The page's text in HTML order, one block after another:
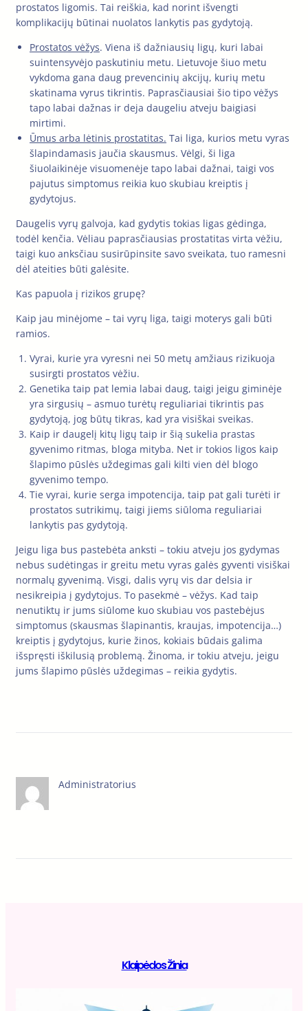
prostatos ligomis. Tai reiškia, kad norint išvengti
komplikacijų būtinai nuolatos lankytis pas gydytoją.
Prostatos vėžys. Viena iš dažniausių ligų, kuri labai
suintensyvėjo paskutiniu metu. Lietuvoje šiuo metu
vykdoma gana daug prevencinių akcijų, kurių metu
skatinama vyrus tikrintis. Paprasčiausiai šio tipo vėžys
tapo labai dažnas ir deja daugeliu atveju baigiasi
mirtimi.
Ūmus arba lėtinis prostatitas. Tai liga, kurios metu vyras
šlapindamasis jaučia skausmus. Vėlgi, ši liga
šiuolaikinėje visuomenėje tapo labai dažnai, taigi vos
pajutus simptomus reikia kuo skubiau kreiptis į
gydytojus.
Daugelis vyrų galvoja, kad gydytis tokias ligas gėdinga,
todėl kenčia. Vėliau paprasčiausias prostatitas virta vėžiu,
taigi kuo anksčiau susirūpinsite savo sveikata, tuo ramesni
dėl ateities būti galėsite.
Kas papuola į rizikos grupę?
Kaip jau minėjome – tai vyrų liga, taigi moterys gali būti
ramios.
Vyrai, kurie yra vyresni nei 50 metų amžiaus rizikuoja
susirgti prostatos vėžiu.
Genetika taip pat lemia labai daug, taigi jeigu giminėje
yra sirgusių – asmuo turėtų reguliariai tikrintis pas
gydytoją, jog būtų tikras, kad yra visiškai sveikas.
Kaip ir daugelį kitų ligų taip ir šią sukelia prastas
gyvenimo ritmas, bloga mityba. Net ir tokios ligos kaip
šlapimo pūslės uždegimas gali kilti vien dėl blogo
gyvenimo tempo.
Tie vyrai, kurie serga impotencija, taip pat gali turėti ir
prostatos sutrikimų, taigi jiems siūloma reguliariai
lankytis pas gydytoją.
Jeigu liga bus pastebėta anksti – tokiu atveju jos gydymas
nebus sudėtingas ir greitu metu vyras galės gyventi visiškai
normalų gyvenimą. Visgi, dalis vyrų vis dar delsia ir
nesikreipia į gydytojus. To pasekmė – vėžys. Kad taip
nenutiktų ir jums siūlome kuo skubiau vos pastebėjus
simptomus (skausmas šlapinantis, kraujas, impotencija…)
kreiptis į gydytojus, kurie žinos, kokiais būdais galima
išspręsti iškilusią problemą. Žinoma, ir tokiu atveju, jeigu
jums šlapimo pūslės uždegimas – reikia gydytis.
Administratorius
Klaipėdos Žinia